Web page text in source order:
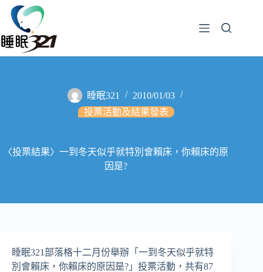
睡眠321
2010/01/03
投票活動及結果發表
〈投票結果〉一到冬天似乎就特別會賴床，你賴床的原
因是?
睡眠321部落格十二月份舉辦「一到冬天似乎就特
別會賴床，你賴床的原因是?」投票活動，共有87